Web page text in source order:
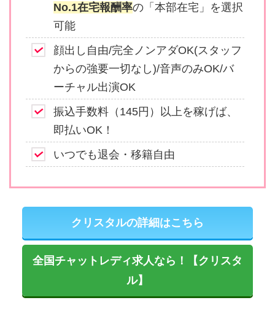
No.1在宅報酬率の「本部在宅」を選択
可能
顔出し自由/完全ノンアダOK(スタッフ
からの強要一切なし)/音声のみOK/バ
ーチャル出演OK
振込手数料（145円）以上を稼げば、
即払いOK！
いつでも退会・移籍自由
クリスタルの詳細はこちら
全国チャットレディ求人なら！【クリスタ
ル】